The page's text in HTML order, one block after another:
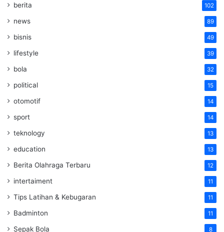
berita 102
news 89
bisnis 49
lifestyle 39
bola 32
political 15
otomotif 14
sport 14
teknology 13
education 13
Berita Olahraga Terbaru 12
intertaiment 11
Tips Latihan & Kebugaran 11
Badminton 11
Sepak Bola 8